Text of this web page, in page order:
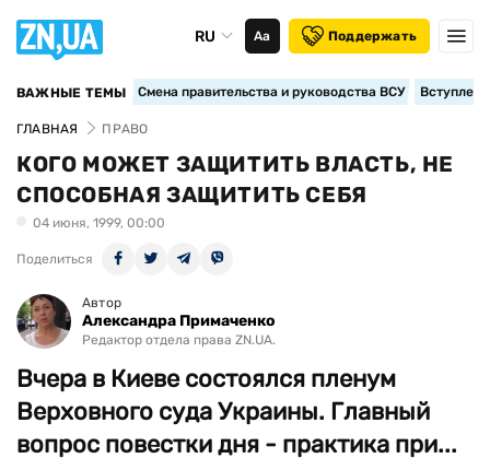
RU Аа Поддержать
ВАЖНЫЕ ТЕМЫ Смена правительства и руководства ВСУ
ГЛАВНАЯ ПРАВО
КОГО МОЖЕТ ЗАЩИТИТЬ ВЛАСТЬ, НЕ
СПОСОБНАЯ ЗАЩИТИТЬ СЕБЯ
04 июня, 1999, 00:00
Поделиться
Автор
Александра Примаченко
Редактор отдела права ZN.UA.
Вчера в Киеве состоялся пленум
Верховного суда Украины. Главный
вопрос повестки дня - практика при...